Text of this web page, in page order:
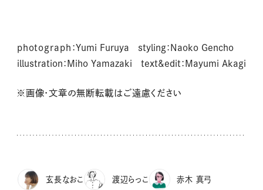
photograph ：Yumi Furuya styling：Naoko Gencho
illustration：Miho Yamazaki text&edit：Mayumi Akagi
※画像・文章の無断転載はご遠慮ください
玄長なおこ 渡辺らっこ 赤木 真弓